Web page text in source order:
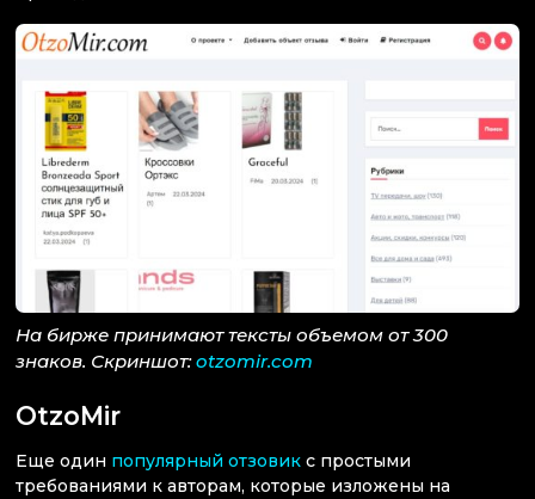
На бирже принимают тексты объемом от 300
знаков. Скриншот:otzomir.com
OtzoMir
Еще один популярный отзовик с простыми
требованиями к авторам, которые изложены на